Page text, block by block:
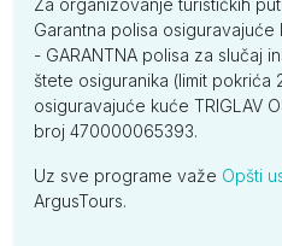
Za organizovanje turističkih
Garantna polisa osiguravajuće
- GARANTNA polisa za slučaj
štete osiguranika (limit pokrića
osiguravajuće kuće TRIGLAV
broj 470000065393.
Uz sve programe važe Opšti
ArgusTours.